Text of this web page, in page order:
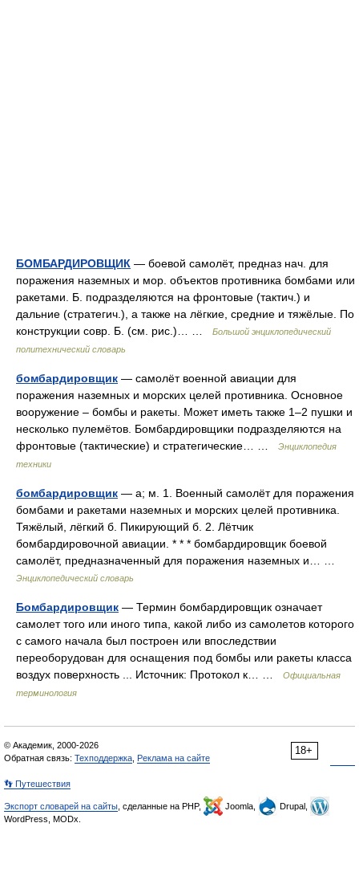
БОМБАРДИРОВЩИК — боевой самолёт, предназ нач. для
поражения наземных и мор. объектов противника бомбами или
ракетами. Б. подразделяются на фронтовые (тактич.) и
дальние (стратегич.), а также на лёгкие, средние и тяжёлые. По
конструкции совр. Б. (см. рис.)… …
Большой энциклопедический
политехнический словарь
бомбардировщик — самолёт военной авиации для
поражения наземных и морских целей противника. Основное
вооружение – бомбы и ракеты. Может иметь также 1–2 пушки и
несколько пулемётов. Бомбардировщики подразделяются на
фронтовые (тактические) и стратегические… …
Энциклопедия
техники
бомбардировщик — а; м. 1. Военный самолёт для поражения
бомбами и ракетами наземных и морских целей противника.
Тяжёлый, лёгкий б. Пикирующий б. 2. Лётчик
бомбардировочной авиации. * * * бомбардировщик боевой
самолёт, предназначенный для поражения наземных и… …
Энциклопедический словарь
Бомбардировщик — Термин бомбардировщик означает
самолет того или иного типа, какой либо из самолетов которого
с самого начала был построен или впоследствии
переоборудован для оснащения под бомбы или ракеты класса
воздух поверхность ... Источник: Протокол к… …
Официальная
терминология
18+
© Академик, 2000-2026
Обратная связь: Техподдержка Реклама на сайте
👣 Путешествия
Экспорт словарей на сайты , сделанные на PHP, Joomla,
Drupal,
WordPress, MODx.